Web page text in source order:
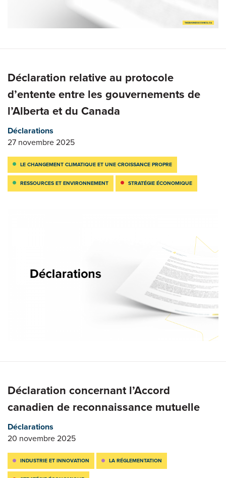
Déclaration relative au protocole
d’entente entre les gouvernements de
l’Alberta et du Canada
Déclarations
27 novembre 2025
LE CHANGEMENT CLIMATIQUE ET UNE CROISSANCE PROPRE
RESSOURCES ET ENVIRONNEMENT STRATÉGIE ÉCONOMIQUE
Déclaration concernant l’Accord
canadien de reconnaissance mutuelle
Déclarations
20 novembre 2025
INDUSTRIE ET INNOVATION LA RÉGLEMENTATION